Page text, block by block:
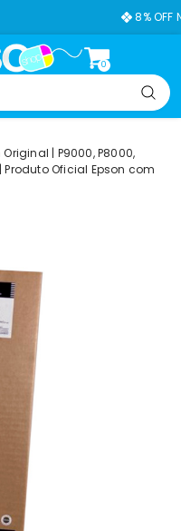
0
| P9000, P8000,
Produto Oficial Epson com